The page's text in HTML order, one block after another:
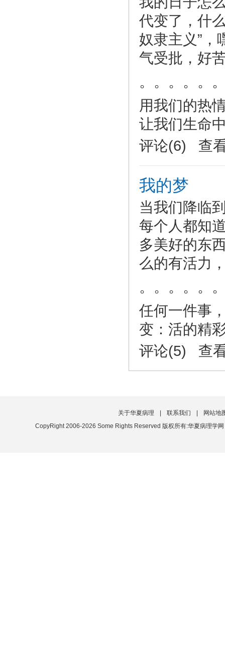
代变了，什
奴隶主义”，
气受批，好
。。。。。
用我们的热
让我们生命
评论(6) 查
我的梦
当我们降临
每个人都知
多美好的东
么的有活力
。。。。。
任何一件事
变：活的精
评论(5) 查
关于华夏病理 联系我们
网站地
CopyRight 2006-2026 Some Rights Reserved 版权所有:华夏病理学